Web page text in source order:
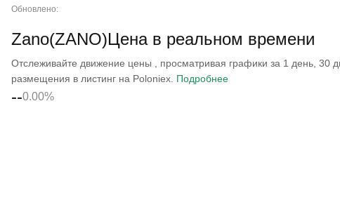
Обновлено:
Zano(ZANO)Цена в реальном времени
Отслеживайте движение цены , просматривая графики за 1 день, 30
размещения в листинг на Poloniex. Подробнее
--0.00%